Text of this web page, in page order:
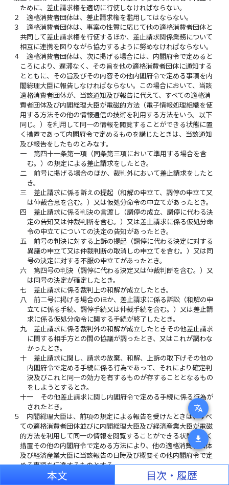
translate
download
ために、差止請求権を適切に行使しなければならない。
２
適格消費者団体は、差止請求権を濫用してはならない。
３
適格消費者団体は、事案の性質に応じて他の適格消費者団体と
共同して差止請求権を行使するほか、差止請求関係業務について
相互に連携を図りながら協力するように努めなければならない。
４
適格消費者団体は、次に掲げる場合には、内閣府令で定めると
ころにより、遅滞なく、その旨を他の適格消費者団体に通知する
とともに、その旨及びその内容その他内閣府令で定める事項を内
閣総理大臣に報告しなければならない。この場合において、当該
適格消費者団体が、当該通知及び報告に代えて、すべての適格消
費者団体及び内閣総理大臣が電磁的方法（電子情報処理組織を使
用する方法その他の情報通信の技術を利用する方法をいう。以下
同じ。）を利用して同一の情報を閲覧することができる状態に置
く措置であって内閣府令で定めるものを講じたときは、当該通知
及び報告をしたものとみなす。
一
第四十一条第一項（同条第三項において準用する場合を含
む。）の規定による差止請求をしたとき。
二
前号に掲げる場合のほか、裁判外において差止請求をしたと
き。
三
差止請求に係る訴えの提起（和解の申立て、調停の申立て又
は仲裁合意を含む。）又は仮処分命令の申立てがあったとき。
四
差止請求に係る判決の言渡し（調停の成立、調停に代わる決
定の告知又は仲裁判断を含む。）又は差止請求に係る仮処分命
令の申立てについての決定の告知があったとき。
五
前号の判決に対する上訴の提起（調停に代わる決定に対する
異議の申立て又は仲裁判断の取消しの申立てを含む。）又は同
号の決定に対する不服の申立てがあったとき。
六
第四号の判決（調停に代わる決定又は仲裁判断を含む。）又
は同号の決定が確定したとき。
七
差止請求に係る裁判上の和解が成立したとき。
八
前二号に掲げる場合のほか、差止請求に係る訴訟（和解の申
立てに係る手続、調停手続又は仲裁手続を含む。）又は差止請
求に係る仮処分命令に関する手続が終了したとき。
九
差止請求に係る裁判外の和解が成立したときその他差止請求
に関する相手方との間の協議が調ったとき、又はこれが調わな
かったとき。
十
差止請求に関し、請求の放棄、和解、上訴の取下げその他の
内閣府令で定める手続に係る行為であって、それにより確定判
決及びこれと同一の効力を有するものが存することとなるもの
をしようとするとき。
十一
その他差止請求に関し内閣府令で定める手続に係る行為が
されたとき。
５
内閣総理大臣は、前項の規定による報告を受けたときは、すべ
ての適格消費者団体並びに内閣総理大臣及び経済産業大臣が電磁
的方法を利用して同一の情報を閲覧することができる状態に置く
措置その他の内閣府令で定める方法により、他の適格消費者団体
及び経済産業大臣に当該報告の日時及び概要その他内閣府令で定
める事項を伝達するものとする。
適格消費者団体について、第十二条の二第一項第二号本文の確
本文 目次・履歴